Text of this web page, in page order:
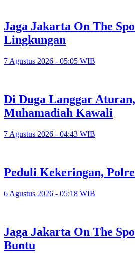
Jaga Jakarta On The
Lingkungan
7 Agustus 2026 - 05:05 WIB
Di Duga Langgar
Muhamadiah Kawali
7 Agustus 2026 - 04:43 WIB
Peduli Kekeringan,
6 Agustus 2026 - 05:18 WIB
Jaga Jakarta On The
Buntu